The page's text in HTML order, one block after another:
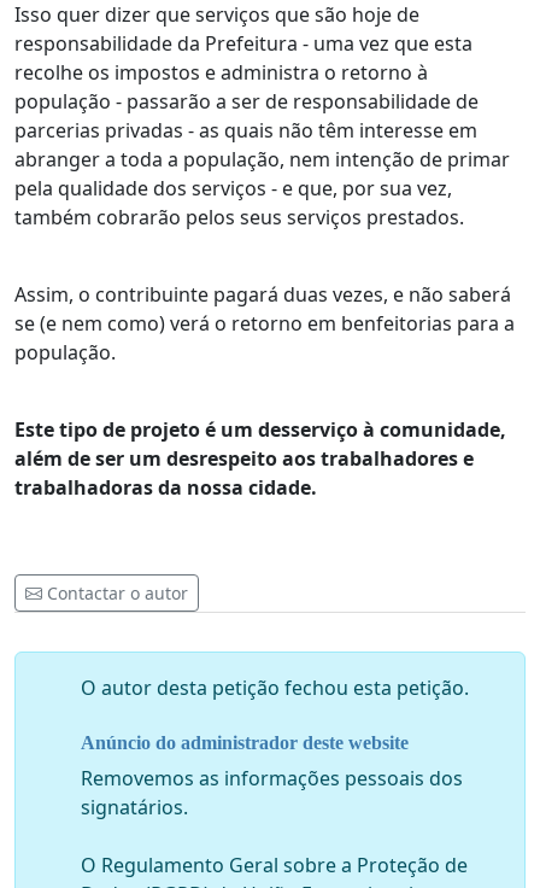
Isso quer dizer que serviços que são hoje de
responsabilidade da Prefeitura - uma vez que esta
recolhe os impostos e administra o retorno à
população - passarão a ser de responsabilidade de
parcerias privadas - as quais não têm interesse em
abranger a toda a população, nem intenção de primar
pela qualidade dos serviços - e que, por sua vez,
também cobrarão pelos seus serviços prestados.
Assim, o contribuinte pagará duas vezes, e não saberá
se (e nem como) verá o retorno em benfeitorias para a
população.
Este tipo de projeto é um desserviço à comunidade,
além de ser um desrespeito aos trabalhadores e
trabalhadoras da nossa cidade.
Contactar o autor
O autor desta petição fechou esta petição.
Anúncio do administrador deste website
Removemos as informações pessoais dos
signatários.
O Regulamento Geral sobre a Proteção de